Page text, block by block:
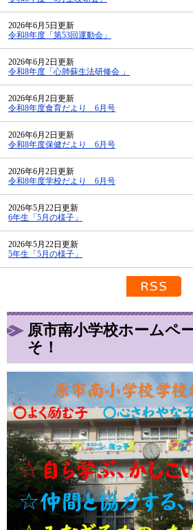
2026年6月5日更新
令和8年度「第53回運動会」
2026年6月2日更新
令和8年度「心肺蘇生法研修会 」
2026年6月2日更新
令和8年度食育だより 6月号
2026年6月2日更新
令和8年度保健だより 6月号
2026年6月2日更新
令和8年度学校だより 6月号
2026年5月22日更新
6年生「5月の様子」
2026年5月22日更新
5年生「5月の様子」
原市南小学校ホームペ
そ！